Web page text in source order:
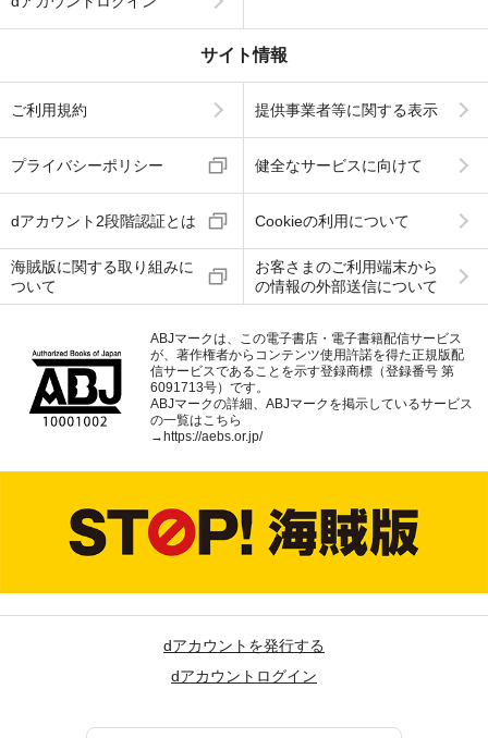
サイト情報
ご利用規約 提供事業者等に関する表示
プライバシーポリシー 健全なサービスに向けて
dアカウント2段階認証とは Cookieの利用について
海賊版に関する取り組みに
ついて
お客さまのご利用端末から
の情報の外部送信について
ABJマークは、この電子書店・電子書籍配信サービス
が、著作権者からコンテンツ使用許諾を得た正規版配
信サービスであることを示す登録商標（登録番号 第
6091713号）です。
ABJマークの詳細、ABJマークを掲示しているサービス
の一覧はこちら
→ https://aebs.or.jp/
dアカウントを発行する
dアカウントログイン